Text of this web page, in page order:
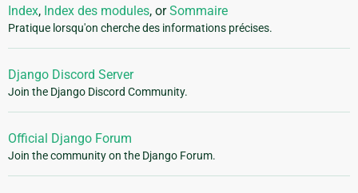
Index, Index des modules, orSommaire
Pratique lorsqu'on cherche des informations précises.
Django Discord Server
Join the Django Discord Community.
Official Django Forum
Join the community on the Django Forum.